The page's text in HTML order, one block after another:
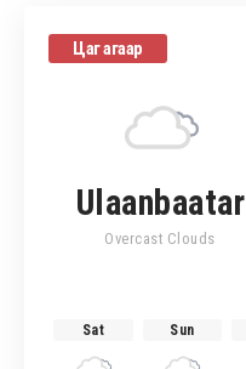
Цаг агаар
Ulaanbaatar
Overcast Clouds
Sat Sun